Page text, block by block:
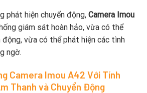
phát hiện chuyển động, Camera Imou
giám sát hoàn hảo, vừa có thể
động, vừa có thể phát hiện các tình
ngờ.
Camera Imou A42 Với Tính
Thanh và Chuyển Động